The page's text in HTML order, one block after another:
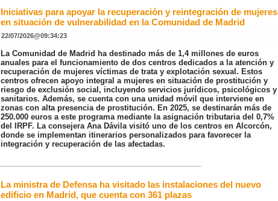
Iniciativas para apoyar la recuperación y reintegración de mujeres
en situación de vulnerabilidad en la Comunidad de Madrid
22/07/2026@09:34:23
La Comunidad de Madrid ha destinado más de 1,4 millones de euros
anuales para el funcionamiento de dos centros dedicados a la atención y
recuperación de mujeres víctimas de trata y explotación sexual. Estos
centros ofrecen apoyo integral a mujeres en situación de prostitución y
riesgo de exclusión social, incluyendo servicios jurídicos, psicológicos y
sanitarios. Además, se cuenta con una unidad móvil que interviene en
zonas con alta presencia de prostitución. En 2025, se destinarán más de
250.000 euros a este programa mediante la asignación tributaria del 0,7%
del IRPF. La consejera Ana Dávila visitó uno de los centros en Alcorcón,
donde se implementan itinerarios personalizados para favorecer la
integración y recuperación de las afectadas.
La ministra de Defensa ha visitado las instalaciones del nuevo
edificio en Madrid, que cuenta con 361 plazas